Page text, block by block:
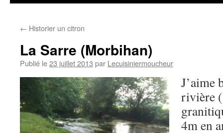
← Historier un citron
La Sarre (Morbihan)
Publié le23 juillet 2013 par Lecuisiniermoucheur
J’aime
rivière
4m en